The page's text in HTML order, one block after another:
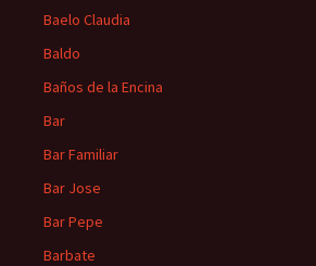
Baelo Claudia
Baldo
Baños de la Encina
Bar
Bar Familiar
Bar Jose
Bar Pepe
Barbate